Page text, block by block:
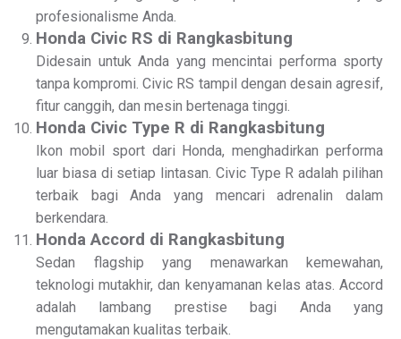
profesionalisme Anda.
Honda Civic RS di Rangkasbitung
Didesain untuk Anda yang mencintai performa sporty
tanpa kompromi. Civic RS tampil dengan desain agresif,
fitur canggih, dan mesin bertenaga tinggi.
Honda Civic Type R di Rangkasbitung
Ikon mobil sport dari Honda, menghadirkan performa
luar biasa di setiap lintasan. Civic Type R adalah pilihan
terbaik bagi Anda yang mencari adrenalin dalam
berkendara.
Honda Accord di Rangkasbitung
Sedan flagship yang menawarkan kemewahan,
teknologi mutakhir, dan kenyamanan kelas atas. Accord
adalah lambang prestise bagi Anda yang
mengutamakan kualitas terbaik.